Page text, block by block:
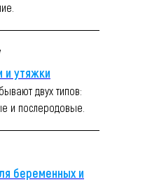
и утяжки
двух типов:
и послеродовые.
беременных и